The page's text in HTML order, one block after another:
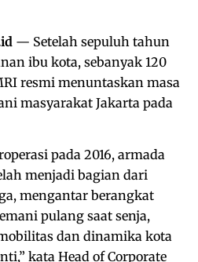
— Setelah sepuluh tahun
ibu kota, sebanyak 120
resmi menuntaskan masa
masyarakat Jakarta pada
pada 2016, armada
menjadi bagian dari
mengantar berangkat
pulang saat senja,
dan dinamika kota
kata Head of Corporate